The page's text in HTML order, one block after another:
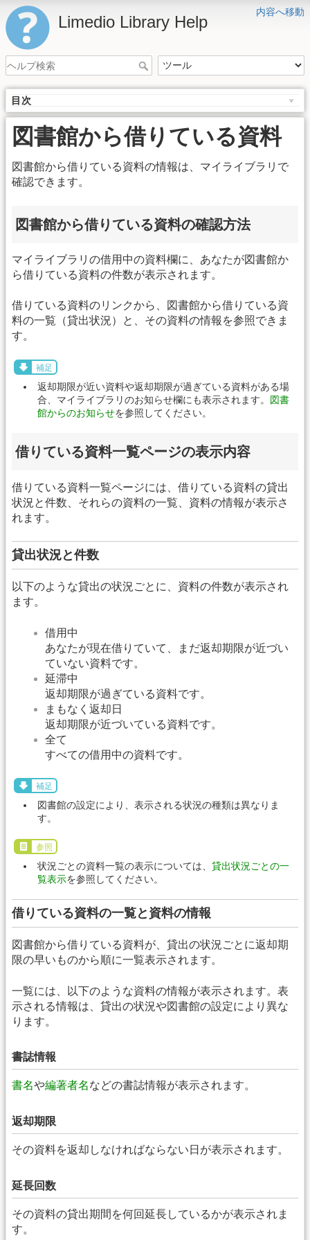
内容へ移動
Limedio Library Help
目次
図書館から借りている資料
図書館から借りている資料の情報は、マイライブラリで
確認できます。
図書館から借りている資料の確認方法
マイライブラリの借用中の資料欄に、あなたが図書館か
ら借りている資料の件数が表示されます。
借りている資料のリンクから、図書館から借りている資
料の一覧（貸出状況）と、その資料の情報を参照できま
す。
補足
返却期限が近い資料や返却期限が過ぎている資料がある場
合、マイライブラリのお知らせ欄にも表示されます。 図書
館からのお知らせを参照してください。
借りている資料一覧ページの表示内容
借りている資料一覧ページには、借りている資料の貸出
状況と件数、それらの資料の一覧、資料の情報が表示さ
れます。
貸出状況と件数
以下のような貸出の状況ごとに、資料の件数が表示され
ます。
借用中
あなたが現在借りていて、まだ返却期限が近づい
ていない資料です。
延滞中
返却期限が過ぎている資料です。
まもなく返却日
返却期限が近づいている資料です。
全て
すべての借用中の資料です。
補足
図書館の設定により、表示される状況の種類は異なりま
す。
参照
状況ごとの資料一覧の表示については、 貸出状況ごとの一
覧表示を参照してください。
借りている資料の一覧と資料の情報
図書館から借りている資料が、貸出の状況ごとに返却期
限の早いものから順に一覧表示されます。
一覧には、以下のような資料の情報が表示されます。表
示される情報は、貸出の状況や図書館の設定により異な
ります。
書誌情報
書名や編著者名などの書誌情報が表示されます。
返却期限
その資料を返却しなければならない日が表示されます。
延長回数
その資料の貸出期間を何回延長しているかが表示されま
す。